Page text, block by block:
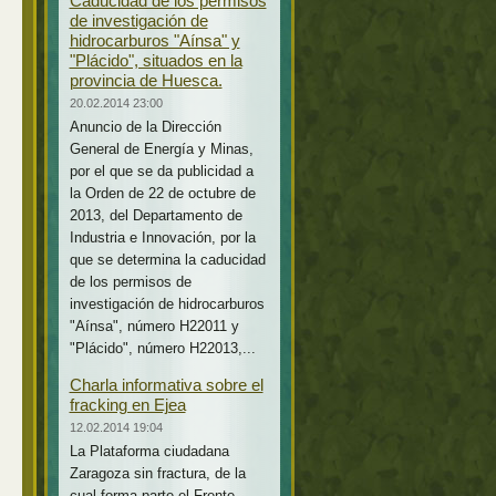
de investigación de
hidrocarburos "Aínsa" y
"Plácido", situados en la
provincia de Huesca.
20.02.2014 23:00
Anuncio de la Dirección
General de Energía y Minas,
por el que se da publicidad a
la Orden de 22 de octubre de
2013, del Departamento de
Industria e Innovación, por la
que se determina la caducidad
de los permisos de
investigación de hidrocarburos
"Aínsa", número H22011 y
"Plácido", número H22013,...
Charla informativa sobre el
fracking en Ejea
12.02.2014 19:04
La Plataforma ciudadana
Zaragoza sin fractura, de la